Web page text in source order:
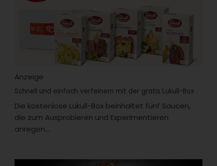
Anzeige
Schnell und einfach verfeinern mit der gratis Lukull-Box
Die kostenlose Lukull-Box beinhaltet fünf Saucen,
die zum Ausprobieren und Experimentieren
anregen....